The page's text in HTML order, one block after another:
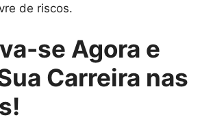
de riscos.
se Agora e
Carreira nas